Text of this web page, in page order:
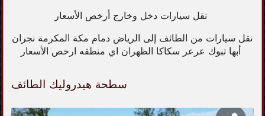
نقل سيارات من الطائف إلى الرياض دمام مكة المكرمة نجران
سطحة هيدروليك الطائف